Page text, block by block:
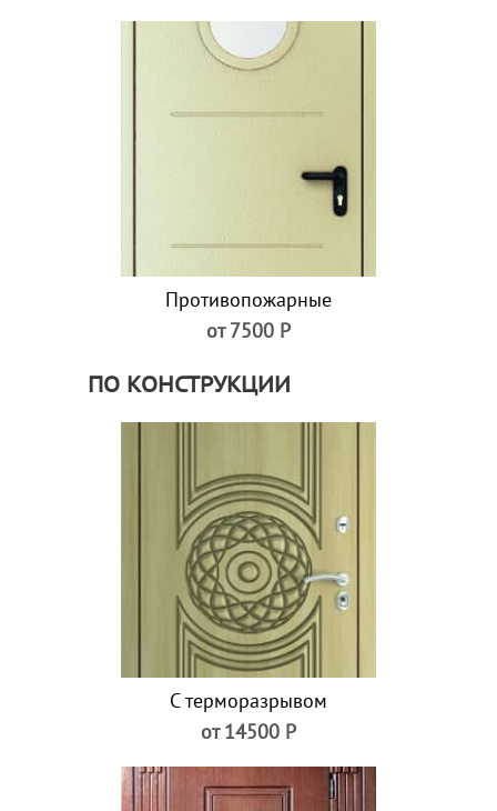
Противопожарные
от 7500 Р
ПО КОНСТРУКЦИИ
С терморазрывом
от 14500 Р